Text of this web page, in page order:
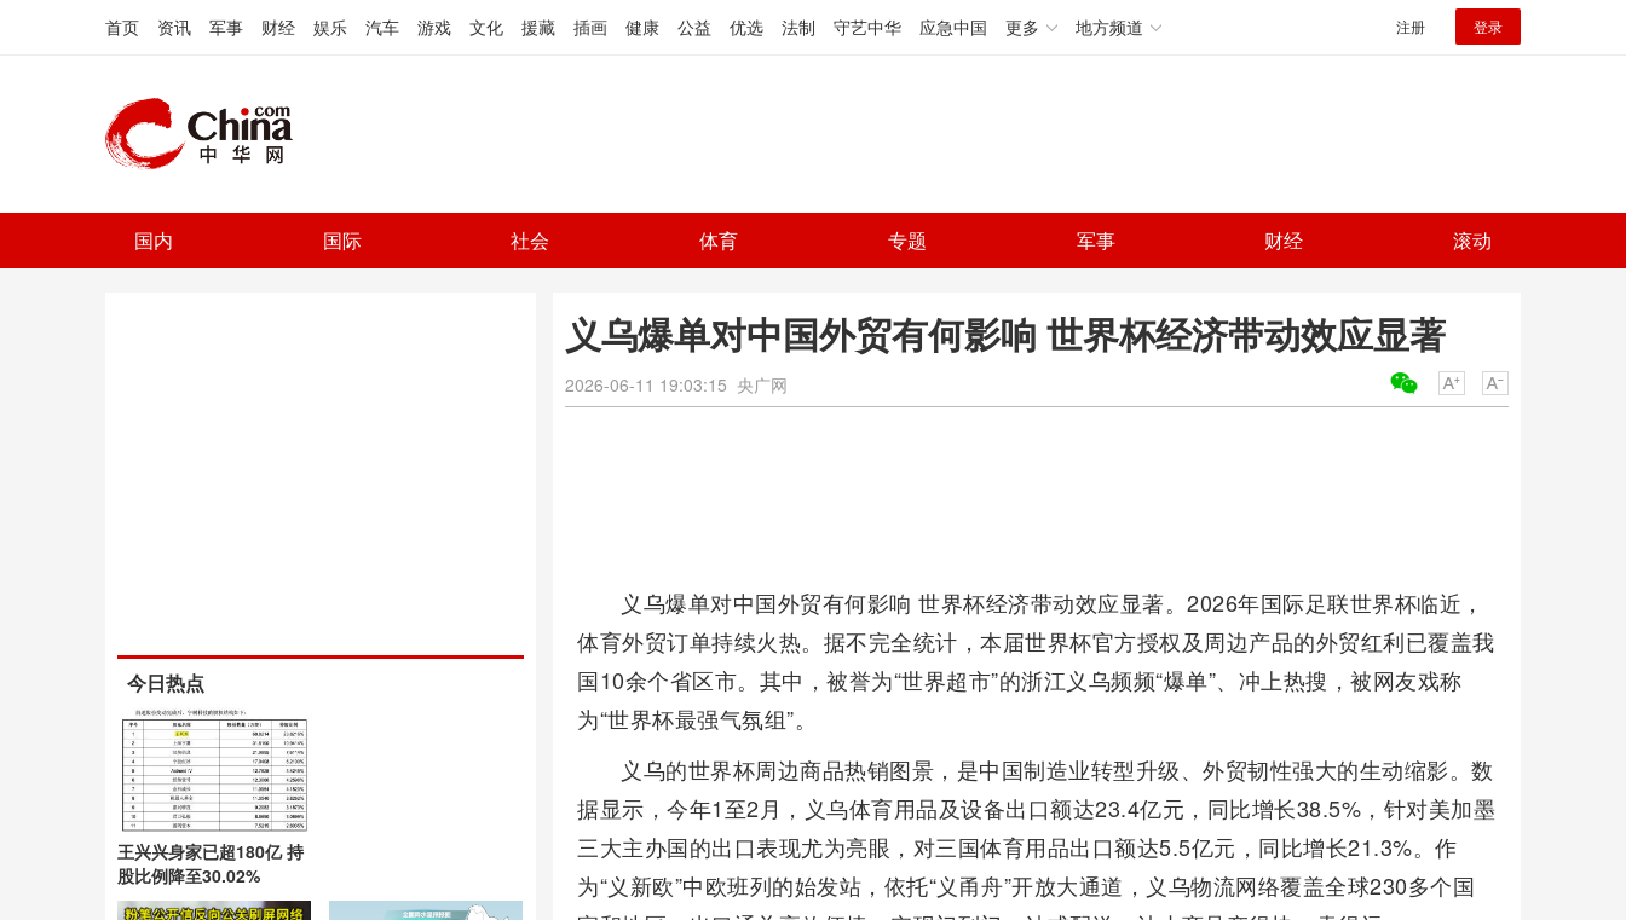
首页 资讯 军事 财经 娱乐 汽车 游戏 文化 援藏 插画 健康 公益 优选 法制 守艺中华 应急中国 更多 地方频道 注册 登录
国内 国际 社会 体育 专题 军事 财经 滚动
义乌爆单对中国外贸有何影响 世界杯经济带动效应显著
2026-06-11 19:03:15 央广网
义乌爆单对中国外贸有何影响 世界杯经济带动效应显著。2026年国际足联世界杯临近，
体育外贸订单持续火热。据不完全统计，本届世界杯官方授权及周边产品的外贸红利已覆盖我
国10余个省区市。其中，被誉为“世界超市”的浙江义乌频频“爆单”、冲上热搜，被网友戏称
为“世界杯最强气氛组”。
义乌的世界杯周边商品热销图景，是中国制造业转型升级、外贸韧性强大的生动缩影。数
据显示，今年1至2月，义乌体育用品及设备出口额达23.4亿元，同比增长38.5%，针对美加墨
三大主办国的出口表现尤为亮眼，对三国体育用品出口额达5.5亿元，同比增长21.3%。作
为“义新欧”中欧班列的始发站，依托“义甬舟”开放大通道，义乌物流网络覆盖全球230多个国
今日热点
王兴兴身家已超180亿 持
股比例降至30.02%